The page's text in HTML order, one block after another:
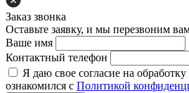
Заказ звонка
Оставьте заявку, и мы перезвоним
Ваше имя
Контактный телефон
Я даю свое согласие на
ознакомился с Политикой